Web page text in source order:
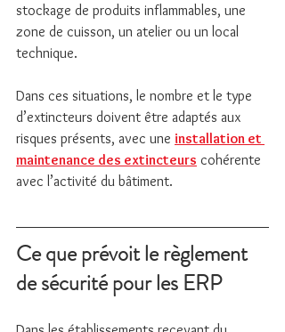
stockage de produits inflammables, une
zone de cuisson, un atelier ou un local
technique.
Dans ces situations, le nombre et le type
d’extincteurs doivent être adaptés aux
risques présents, avec une installation et
maintenance des extincteurs cohérente
avec l’activité du bâtiment.
Ce que prévoit le règlement
de sécurité pour les ERP